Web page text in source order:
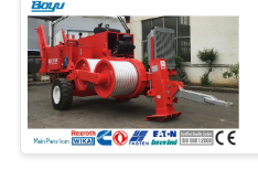
PRIVACY
POLICY